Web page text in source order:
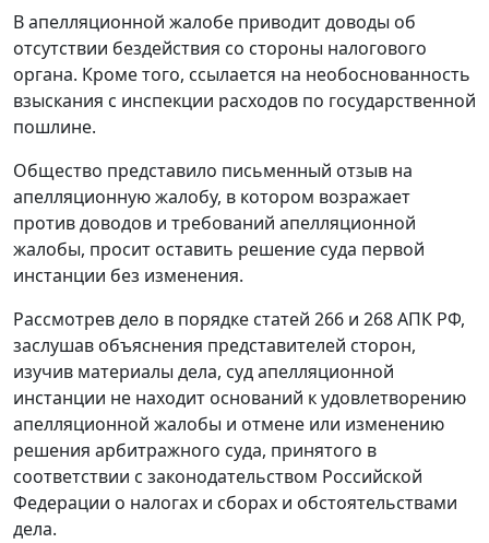
В апелляционной жалобе приводит доводы об
отсутствии бездействия со стороны налогового
органа. Кроме того, ссылается на необоснованность
взыскания с инспекции расходов по государственной
пошлине.
Общество представило письменный отзыв на
апелляционную жалобу, в котором возражает
против доводов и требований апелляционной
жалобы, просит оставить решение суда первой
инстанции без изменения.
Рассмотрев дело в порядке статей 266 и 268АПК РФ,
заслушав объяснения представителей сторон,
изучив материалы дела, суд апелляционной
инстанции не находит оснований к удовлетворению
апелляционной жалобы и отмене или изменению
решения арбитражного суда, принятого в
соответствии с законодательством Российской
Федерации о налогах и сборах и обстоятельствами
дела.